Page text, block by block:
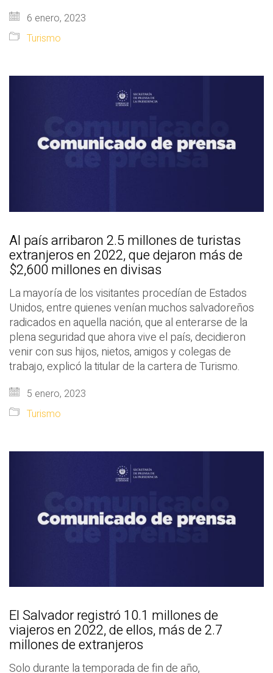
6 enero, 2023
Turismo
Al país arribaron 2.5 millones de turistas
extranjeros en 2022, que dejaron más de
$2,600 millones en divisas
La mayoría de los visitantes procedían de Estados
Unidos, entre quienes venían muchos salvadoreños
radicados en aquella nación, que al enterarse de la
plena seguridad que ahora vive el país, decidieron
venir con sus hijos, nietos, amigos y colegas de
trabajo, explicó la titular de la cartera de Turismo.
5 enero, 2023
Turismo
El Salvador registró 10.1 millones de
viajeros en 2022, de ellos, más de 2.7
millones de extranjeros
Solo durante la temporada de fin de año,